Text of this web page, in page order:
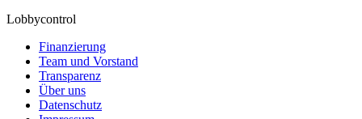
Lobbycontrol
Finanzierung
Team und Vorstand
Transparenz
Über uns
Datenschutz